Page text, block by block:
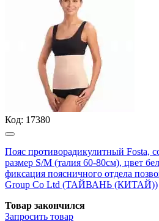
Код: 17380
Пояс противорадикулитный Fosta,
размер S/M (талия 60-80см), цвет
фиксация поясничного отдела
Group Co Ltd (ТАЙВАНЬ (КИТАЙ))
Товар закончился
Запросить товар